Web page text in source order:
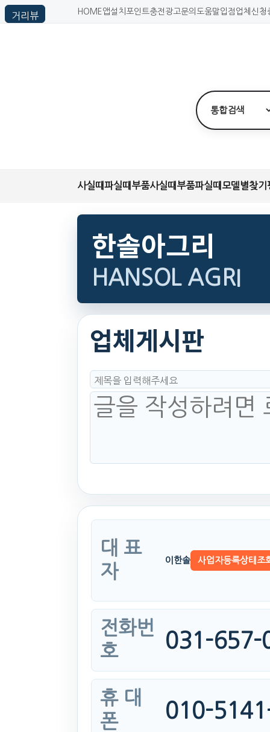
HOME 앱설치 포인트충전 광고문의 도움말입점업체신청
사실때파실때 부품사실때 부품파실때 모델별찾기
한솔아그리
HANSOL AGRI
업체게시판
대 표
자
이한솔 사업자등록상태조
전화번
호
031-657-
휴 대
폰
010-